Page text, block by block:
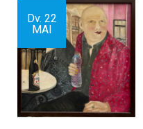
Dv. 22
MAI